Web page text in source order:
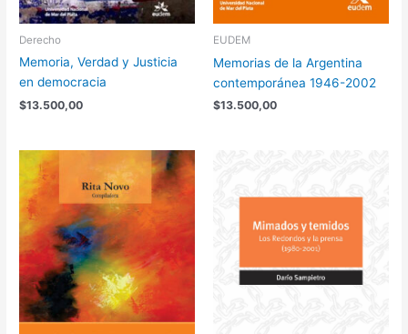
Derecho
Memoria, Verdad y Justicia
en democracia
$13.500,00
EUDEM
Memorias de la Argentina
contemporánea 1946-2002
$13.500,00